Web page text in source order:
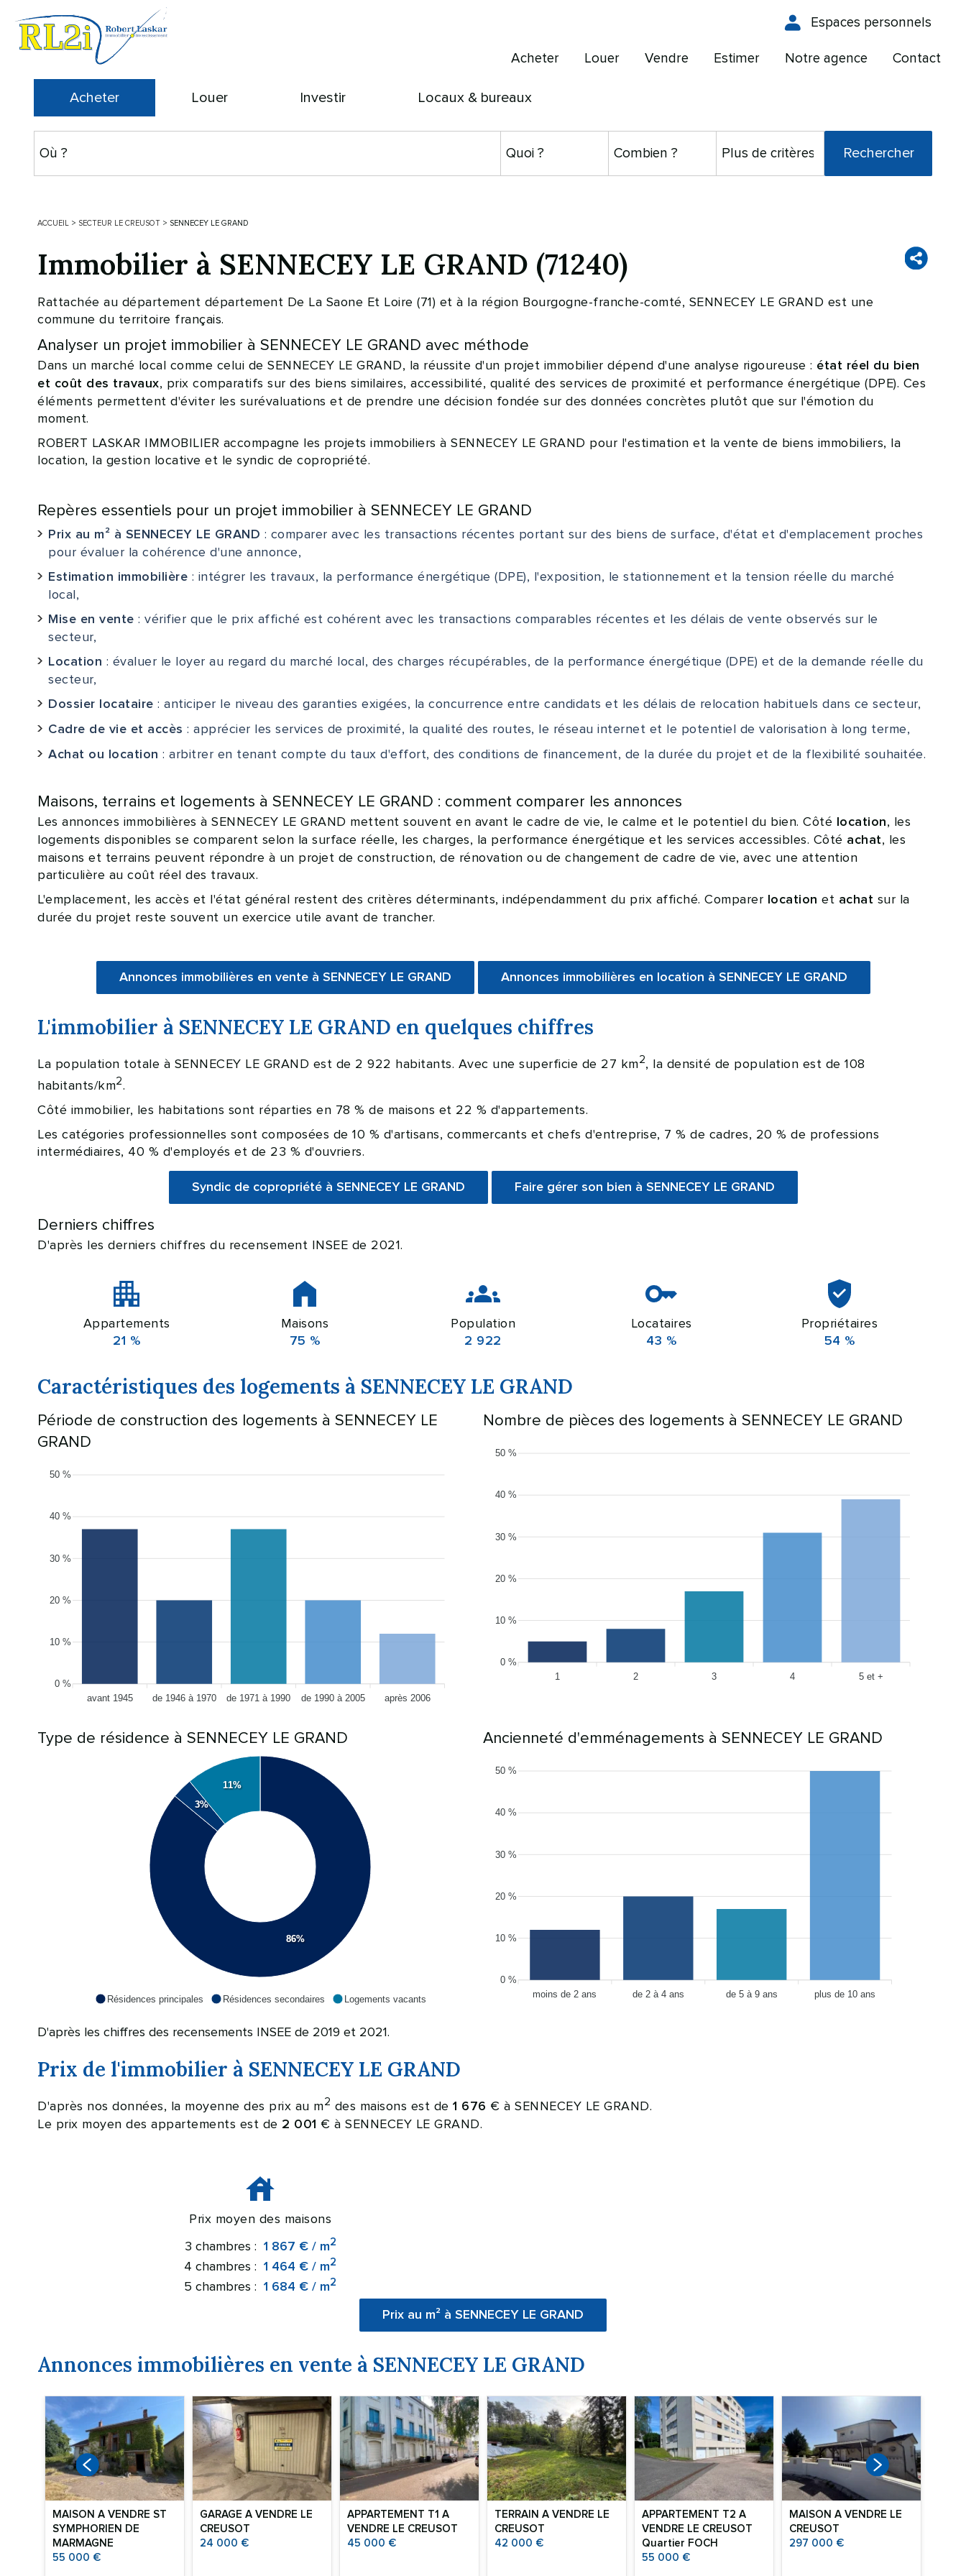
Espaces personnels
Acheter Louer Vendre Estimer Notre agence Contact
Acheter Louer Investir Locaux & bureaux
ACCUEIL > SECTEUR LE CREUSOT > SENNECEY LE GRAND
Immobilier à SENNECEY LE GRAND (71240)
Rattachée au département département De La Saone Et Loire (71) et à la région Bourgogne-franche-comté, SENNECEY LE GRAND est une
commune du territoire français.
Analyser un projet immobilier à SENNECEY LE GRAND avec méthode
Dans un marché local comme celui de SENNECEY LE GRAND, la réussite d'un projet immobilier dépend d'une analyse rigoureuse : état réel du bien
et coût des travaux, prix comparatifs sur des biens similaires, accessibilité, qualité des services de proximité et performance énergétique (DPE). Ces
éléments permettent d'éviter les surévaluations et de prendre une décision fondée sur des données concrètes plutôt que sur l'émotion du
moment.
ROBERT LASKAR IMMOBILIER accompagne les projets immobiliers à SENNECEY LE GRAND pour l'estimation et la vente de biens immobiliers, la
location, la gestion locative et le syndic de copropriété.
Repères essentiels pour un projet immobilier à SENNECEY LE GRAND
Prix au m² à SENNECEY LE GRAND : comparer avec les transactions récentes portant sur des biens de surface, d'état et d'emplacement proches
pour évaluer la cohérence d'une annonce,
Estimation immobilière : intégrer les travaux, la performance énergétique (DPE), l'exposition, le stationnement et la tension réelle du marché
local,
Mise en vente : vérifier que le prix affiché est cohérent avec les transactions comparables récentes et les délais de vente observés sur le
secteur,
Location : évaluer le loyer au regard du marché local, des charges récupérables, de la performance énergétique (DPE) et de la demande réelle du
secteur,
Dossier locataire : anticiper le niveau des garanties exigées, la concurrence entre candidats et les délais de relocation habituels dans ce secteur,
Cadre de vie et accès : apprécier les services de proximité, la qualité des routes, le réseau internet et le potentiel de valorisation à long terme,
Achat ou location : arbitrer en tenant compte du taux d'effort, des conditions de financement, de la durée du projet et de la flexibilité souhaitée.
Maisons, terrains et logements à SENNECEY LE GRAND : comment comparer les annonces
Les annonces immobilières à SENNECEY LE GRAND mettent souvent en avant le cadre de vie, le calme et le potentiel du bien. Côté location, les
logements disponibles se comparent selon la surface réelle, les charges, la performance énergétique et les services accessibles. Côté achat, les
maisons et terrains peuvent répondre à un projet de construction, de rénovation ou de changement de cadre de vie, avec une attention
particulière au coût réel des travaux.
L'emplacement, les accès et l'état général restent des critères déterminants, indépendamment du prix affiché. Comparer
location et achat sur la
durée du projet reste souvent un exercice utile avant de trancher.
Annonces immobilières en vente à SENNECEY LE GRAND Annonces immobilières en location à SENNECEY LE GRAND
L'immobilier à SENNECEY LE GRAND en quelques chiffres
La population totale à SENNECEY LE GRAND est de 2 922 habitants. Avec une superficie de 27 km2, la densité de population est de 108
habitants/km2.
Côté immobilier, les habitations sont réparties en 78 % de maisons et 22 % d'appartements.
Les catégories professionnelles sont composées de 10 % d'artisans, commercants et chefs d'entreprise, 7 % de cadres, 20 % de professions
intermédiaires, 40 % d'employés et de 23 % d'ouvriers.
Syndic de copropriété à SENNECEY LE GRAND Faire gérer son bien à SENNECEY LE GRAND
Derniers chiffres
D'après les derniers chiffres du recensement INSEE de 2021.
Appartements
21 %
Maisons
75 %
Population
2 922
Locataires
43 %
Propriétaires
54 %
Caractéristiques des logements à SENNECEY LE GRAND
Période de construction des logements à SENNECEY LE
GRAND
50 %
40 %
30 %
20 %
10 %
0 %
avant 1945
de 1946 à 1970 de 1971 à 1990 de 1990 à 2005 après 2006
Nombre de pièces des logements à SENNECEY LE GRAND
50 %
40 %
30 %
20 %
10 %
0 %
1
2 3 4 5 et +
Type de résidence à SENNECEY LE GRAND
86%
3%
11%
Résidences principales Résidences secondaires Logements vacants
Ancienneté d'emménagements à SENNECEY LE GRAND
50 %
40 %
30 %
20 %
10 %
0 %
moins de 2 ans
de 2 à 4 ans de 5 à 9 ans plus de 10 ans
D'après les chiffres des recensements INSEE de 2019 et 2021.
Prix de l'immobilier à SENNECEY LE GRAND
D'après nos données, la moyenne des prix au m2 des maisons est de 1 676 € à SENNECEY LE GRAND.
Le prix moyen des appartements est de 2 001 € à SENNECEY LE GRAND.
Prix moyen des maisons
3 chambres :
1 867 € / m2
4 chambres : 1 464 € / m2
5 chambres : 1 684 € / m2
Prix au m² à SENNECEY LE GRAND
Annonces immobilières en vente à SENNECEY LE GRAND
MAISON A VENDRE ST
SYMPHORIEN DE
MARMAGNE
55 000 €
GARAGE A VENDRE LE
CREUSOT
24 000 €
APPARTEMENT T1 A
VENDRE LE CREUSOT
45 000 €
TERRAIN A VENDRE LE
CREUSOT
42 000 €
APPARTEMENT T2 A
VENDRE LE CREUSOT
Quartier FOCH
55 000 €
MAISON A VENDRE LE
CREUSOT
297 000 €